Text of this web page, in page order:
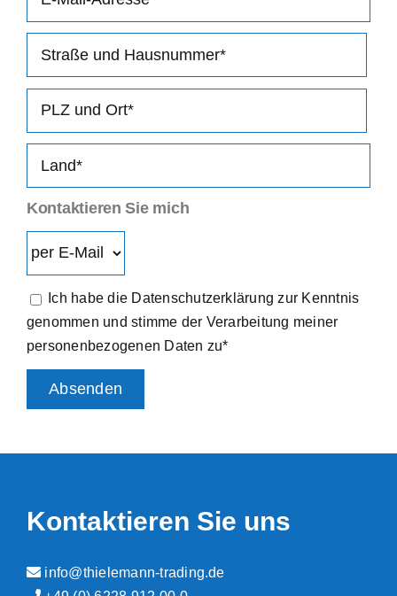
Kontaktieren Sie mich
Ich habe die Datenschutzerklärung zur Kenntnis
genommen und stimme der Verarbeitung meiner
personenbezogenen Daten zu*
Kontaktieren Sie uns
info@thielemann-trading.de